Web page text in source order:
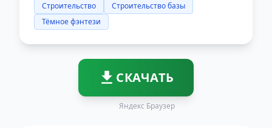
Строительство
Строительство базы
Тёмное фэнтези
СКАЧАТЬ
Яндекс Браузер